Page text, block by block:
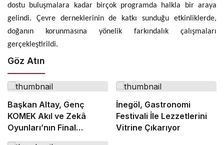
dostu buluşmalara kadar birçok programda halkla bir araya
gelindi. Çevre derneklerinin de katkı sunduğu etkinliklerde,
doğanın korunmasına yönelik farkındalık çalışmaları
gerçekleştirildi.
Göz Atın
Başkan Altay, Genç
KOMEK Akıl ve Zekâ
Oyunları’nın Final
Turunda Öğrencilerin
İnegöl, Gastronomi
Festivali İle Lezzetlerini
Vitrine Çıkarıyor